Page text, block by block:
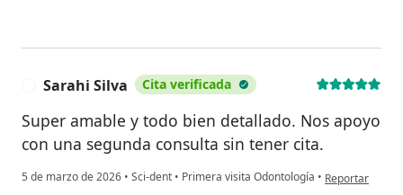
Sarahi Silva Cita verificada
Super amable y todo bien detallado. Nos apoyo
con una segunda consulta sin tener cita.
5 de marzo de 2026 • Sci-dent • Primera visita Odontología • en opinión del
Reportar